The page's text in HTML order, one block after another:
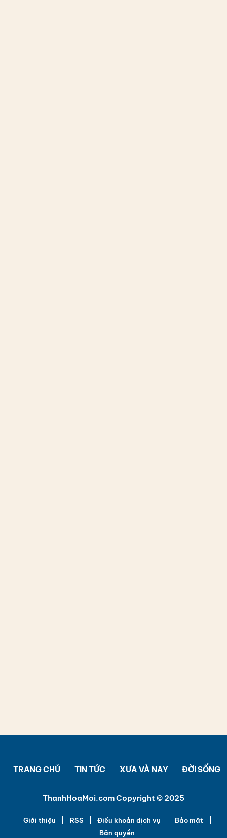
TRANG CHỦ TIN TỨC XƯA VÀ NAY ĐỜI SỐNG
ThanhHoaMoi.com Copyright © 2025
Giới thiệu RSS Điều khoản dịch vụ
Bảo mật
Bản quyền